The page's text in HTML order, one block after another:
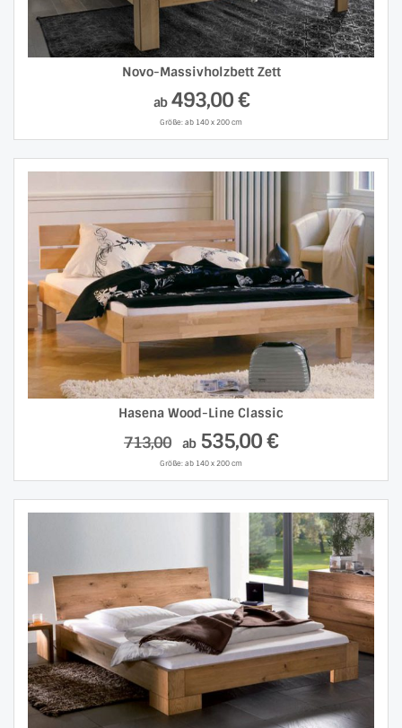
Novo-Massivholzbett Zett
ab493,00 €
Größe: ab 140 x 200 cm
Hasena Wood-Line Classic
713,00 ab535,00 €
Größe: ab 140 x 200 cm